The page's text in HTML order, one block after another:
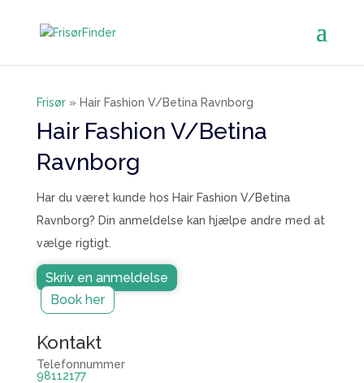
Frisør» Hair Fashion V/Betina Ravnborg
Hair Fashion V/Betina
Ravnborg
Har du været kunde hos Hair Fashion V/Betina
Ravnborg? Din anmeldelse kan hjælpe andre med at
vælge rigtigt.
Skriv en anmeldelse
Book her
Kontakt
Telefonnummer
98112177